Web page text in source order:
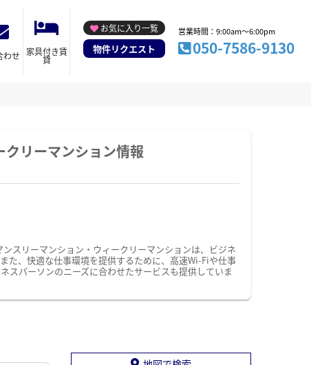
わせ 家具付き賃
貸
お気に入り一覧
物件リクエスト
営業時間：9:00am～6:00pm
050-7586-9130
リーマンション情報
スリーマンション・ウィークリーマンションは、ビジネ
た、快適な仕事環境を提供するために、高速Wi-Fiや仕事
スパーソンのニーズに合わせたサービスも提供していま